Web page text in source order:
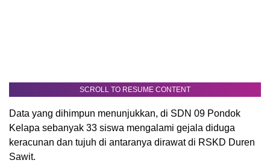
SCROLL TO RESUME CONTENT
Data yang dihimpun menunjukkan, di SDN 09 Pondok
Kelapa sebanyak 33 siswa mengalami gejala diduga
keracunan dan tujuh di antaranya dirawat di RSKD Duren
Sawit.